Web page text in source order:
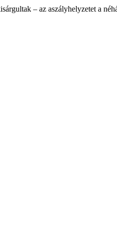
– az aszályhelyzetet a